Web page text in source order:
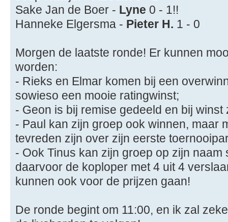
Sake Jan de Boer - Lyne 0 - 1!!
Hanneke Elgersma - Pieter H. 1 - 0
Morgen de laatste ronde! Er kunnen
worden:
- Rieks en Elmar komen bij een
sowieso een mooie ratingwinst;
- Geon is bij remise gedeeld en bij
- Paul kan zijn groep ook winnen, maar
tevreden zijn over zijn eerste
- Ook Tinus kan zijn groep op zijn naam
daarvoor de koploper met 4 uit 4
kunnen ook voor de prijzen gaan!
De ronde begint om 11:00, en ik zal